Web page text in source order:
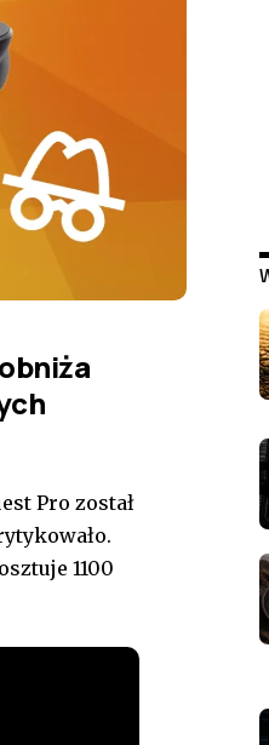
Pro został
1100